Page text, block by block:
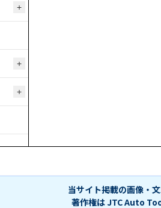
当サイト掲載の画像・
著作権は JTC Auto